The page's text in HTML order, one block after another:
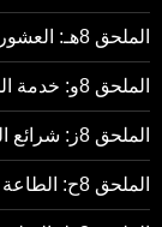
الملحق 8هـ: العشور وأوائل الثمر — لماذا يستحيل حفظها اليوم
الملحق 8و: خدمة الشركة — العشاء الأخير ليسوع كان فصحًا
الملحق 8ز: شرائع النذير والنذور — لماذا يستحيل حفظها اليوم
الملحق 8ح: الطاعة الجزئية والرمزية المرتبطة بالهيكل